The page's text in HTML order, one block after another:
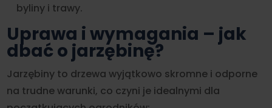
byliny i trawy.
Uprawa i wymagania – jak
dbać o jarzębinę?
Jarzębiny to drzewa wyjątkowo skromne i odporne
na trudne warunki, co czyni je idealnymi dla